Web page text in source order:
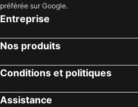
préférée sur Google.
Entreprise
Nos produits
Conditions et politiques
Assistance